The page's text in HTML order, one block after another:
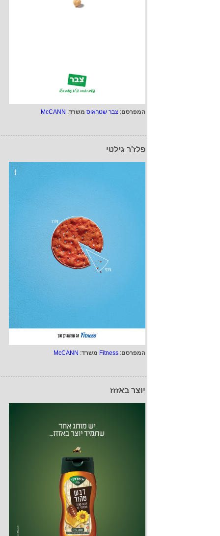
המפרסם: צבר שטראוס משרד:
McCANN
פלז'ר גילטי
המפרסם:
Fitness משרד:
McCANN
יוצר באזזז